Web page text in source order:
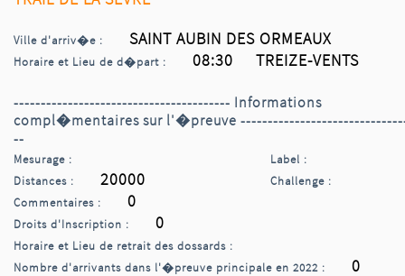
Ville d'arriv�e : SAINT AUBIN DES ORMEAUX
Horaire et Lieu de d�part : 08:30 TREIZE-VENTS
---------------------------------------- Informations
compl�mentaires sur l'�preuve
--
Mesurage :
Label :
Distances :
20000
Challenge :
Commentaires :
0
Droits d'Inscription : 0
Horaire et Lieu de retrait des dossards :
Nombre d'arrivants dans l'�preuve principale en 2022 :
0